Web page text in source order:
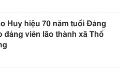
Huy hiệu 70 năm tuổi Đảng
đảng viên lão thành xã Thổ